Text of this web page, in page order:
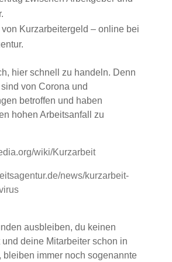
Kurzarbeitergeld – online bei
hier schnell zu handeln. Denn
von Corona und
betroffen und haben
hohen Arbeitsanfall zu
wiki/Kurzarbeit
news/kurzarbeit-
ausbleiben, du keinen
deine Mitarbeiter schon in
bleiben immer noch sogenannte